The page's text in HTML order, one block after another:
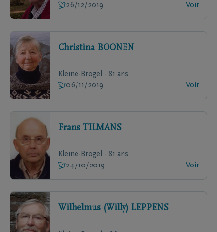
26/12/2019
Voir
Christina BOONEN
Kleine-Brogel - 81 ans
06/11/2019
Voir
Frans TILMANS
Kleine-Brogel - 81 ans
24/10/2019
Voir
Wilhelmus (Willy) LEPPENS